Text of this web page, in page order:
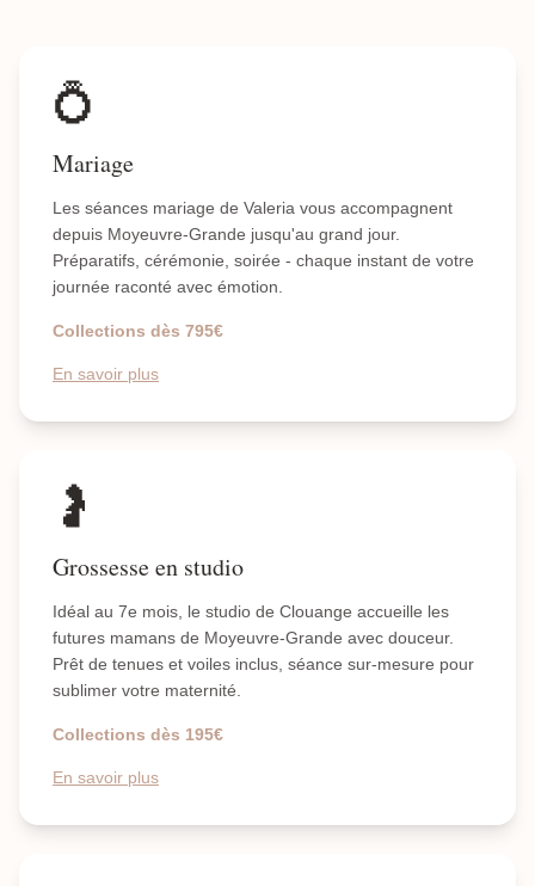
💍
Mariage
Les séances mariage de Valeria vous accompagnent
depuis Moyeuvre-Grande jusqu'au grand jour.
Préparatifs, cérémonie, soirée - chaque instant de votre
journée raconté avec émotion.
Collections dès 795€
En savoir plus
🤰
Grossesse en studio
Idéal au 7e mois, le studio de Clouange accueille les
futures mamans de Moyeuvre-Grande avec douceur.
Prêt de tenues et voiles inclus, séance sur-mesure pour
sublimer votre maternité.
Collections dès 195€
En savoir plus